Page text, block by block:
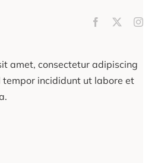
amet, consectetur adipiscing
tempor incididunt ut labore et